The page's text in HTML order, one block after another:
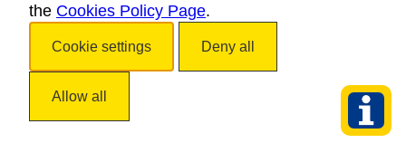
ACCESSIBILITY
the Cookies Policy Page.
Cookie settings Deny all
Allow all